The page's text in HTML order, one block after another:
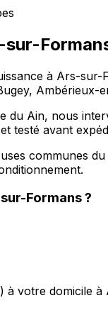
sur-
à Ars-
du Ain, nous
testé avant
communes
Formans?
votre domicile